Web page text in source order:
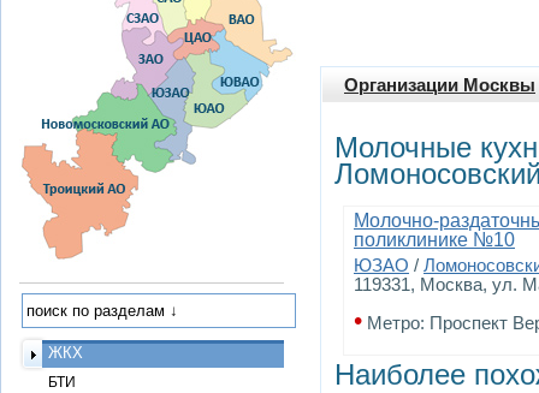
Организации Москвы
Молочные
Молочно-
поликлинике №10
ЮЗАО /
119331, Москва, ул.
• Метро: Проспект
Наиболее
ЖКХ
БТИ